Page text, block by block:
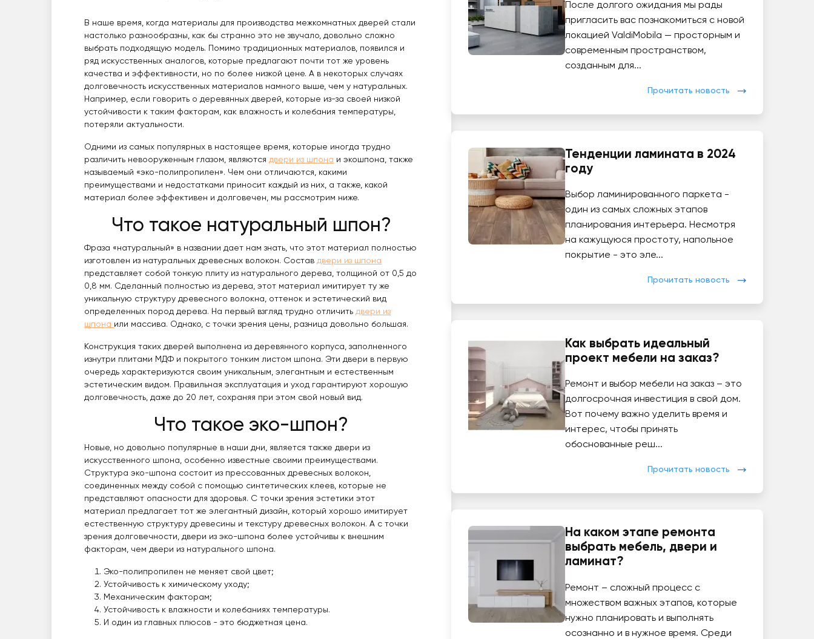
В наше время, когда материалы для производства межкомнатных дверей стали
настолько разнообразны, как бы странно это не звучало, довольно сложно
выбрать подходящую модель. Помимо традиционных материалов, появился и
ряд искусственных аналогов, которые предлагают почти тот же уровень
качества и эффективности, но по более низкой цене. А в некоторых случаях
долговечность искусственных материалов намного выше, чем у натуральных.
Например, если говорить о деревянных дверей, которые из-за своей низкой
устойчивости к таким факторам, как влажность и колебания температуры,
потеряли актуальности.
Одними из самых популярных в настоящее время, которые иногда трудно
различить невооруженным глазом, являютсядвери из шпона и экошпона, также
называемый «эко-полипропилен». Чем они отличаются, какими
преимуществами и недостатками приносит каждый из них, а также, какой
материал более эффективен и долговечен, мы рассмотрим ниже.
Что такое натуральный шпон?
Фраза «натуральный» в названии дает нам знать, что этот материал полностью
изготовлен из натуральных древесных волокон. Cоставдвери из шпона
представляет собой тонкую плиту из натурального дерева, толщиной от 0,5 до
0,8 мм. Сделанный полностью из дерева, этот материал имитирует ту же
уникальную структуру древесного волокна, оттенок и эстетический вид
определенных пород дерева. На первый взгляд трудно отличитьдвери из
шпона или массива. Однако, с точки зрения цены, разница довольно большая.
Конструкция таких дверей выполнена из деревянного корпуса, заполненного
изнутри плитами МДФ и покрытого тонким листом шпона. Эти двери в первую
очередь характеризуются своим уникальным, элегантным и естественным
эстетическим видом. Правильная эксплуатация и уход гарантируют хорошую
долговечность, даже до 20 лет, сохраняя при этом свой новый вид.
Что такое эко-шпон?
Новые, но довольно популярные в наши дни, является также двери из
искусственного шпона, особенно известные своими преимуществами.
Структура эко-шпона состоит из прессованных древесных волокон,
соединенных между собой с помощью синтетических клеев, которые не
представляют опасности для здоровья. С точки зрения эстетики этот
материал предлагает тот же элегантный дизайн, который хорошо имитирует
естественную структуру древесины и текстуру древесных волокон. А с точки
зрения долговечности, двери из эко-шпона более устойчивы к внешним
факторам, чем двери из натурального шпона.
Эко-полипропилен не меняет свой цвет;
Устойчивость к химическому уходу;
Механическим факторам;
Устойчивость к влажности и колебаниях температуры.
И один из главных плюсов - это бюджетная цена.
После долгого ожидания мы рады
пригласить вас познакомиться с новой
локацией ValdiMobila — просторным и
современным пространством,
созданным для...
Прочитать новость
Тенденции ламината в 2024
году
Выбор ламинированного паркета -
один из самых сложных этапов
планирования интерьера. Несмотря
на кажущуюся простоту, напольное
покрытие - это эле...
Прочитать новость
Как выбрать идеальный
проект мебели на заказ?
Ремонт и выбор мебели на заказ – это
долгосрочная инвестиция в свой дом.
Вот почему важно уделить время и
интерес, чтобы принять
обоснованные реш...
Прочитать новость
На каком этапе ремонта
выбрать мебель, двери и
ламинат?
Ремонт – сложный процесс с
множеством важных этапов, которые
нужно планировать и выполнять
осознанно и в нужное время. Среди